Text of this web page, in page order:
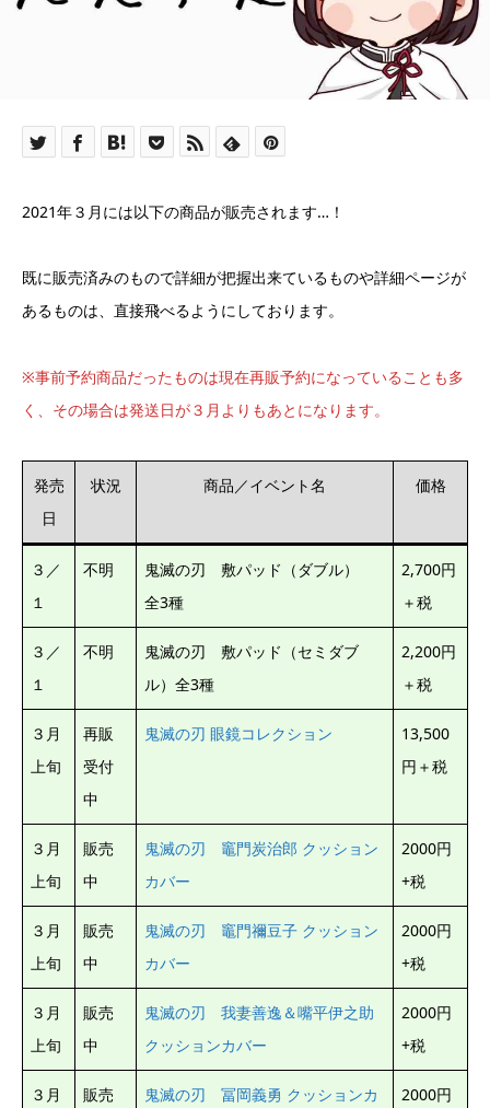
2021年３月には以下の商品が販売されます…！
既に販売済みのもので詳細が把握出来ているものや詳細ページが
あるものは、直接飛べるようにしております。
※事前予約商品だったものは現在再販予約になっていることも多
く、その場合は発送日が３月よりもあとになります。
発売
日
状況 商品／イベント名 価格
３／
１
不明
鬼滅の刃 敷パッド（ダブル）
全3種
2,700円
＋税
３／
１
不明
鬼滅の刃 敷パッド（セミダブ
ル）全3種
2,200円
＋税
３月
上旬
再販
受付
中
鬼滅の刃 眼鏡コレクション
13,500
円＋税
３月
上旬
販売
中
鬼滅の刃 竈門炭治郎 クッション
カバー
2000円
+税
３月
上旬
販売
中
鬼滅の刃 竈門禰豆子 クッション
カバー
2000円
+税
３月
上旬
販売
中
鬼滅の刃 我妻善逸＆嘴平伊之助
クッションカバー
2000円
+税
３月
販売
鬼滅の刃 冨岡義勇 クッションカ
2000円